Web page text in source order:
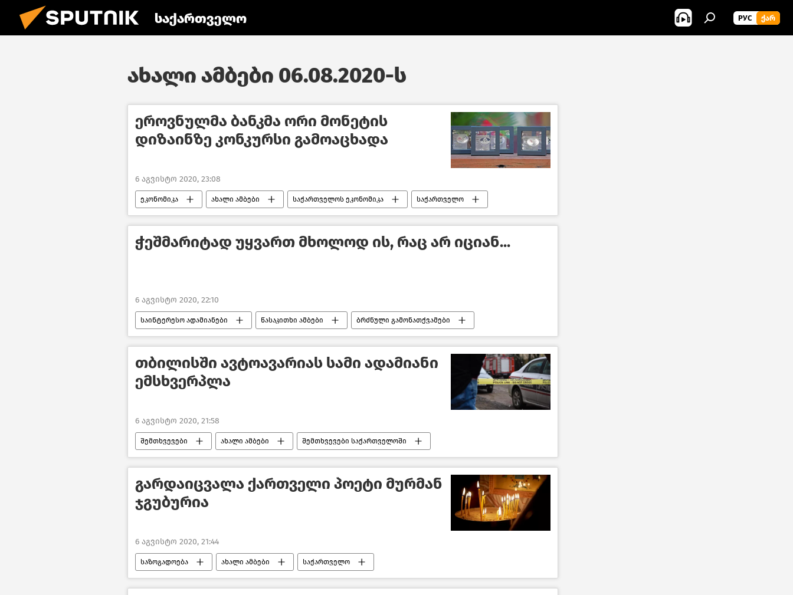
საქართველო РУС ᲥᲐᲠ
ახალი ამბები 06.08.2020-ს
ეროვნულმა ბანკმა ორი მონეტის
დიზაინზე კონკურსი გამოაცხადა
6 აგვისტო 2020, 23:08
ეკონომიკა ახალი ამბები საქართველოს ეკონომიკა საქართველო
ჭეშმარიტად უყვართ მხოლოდ ის, რაც არ იციან...
6 აგვისტო 2020, 22:10
საინტერესო ადამიანები წასაკითხი ამბები ბრძნული გამონათქვამები
თბილისში ავტოავარიას სამი ადამიანი
ემსხვერპლა
6 აგვისტო 2020, 21:58
შემთხვევები ახალი ამბები შემთხვევები საქართველოში
თბილისი დღეს საქართველო
გარდაიცვალა ქართველი პოეტი მურმან
ჯგუბურია
6 აგვისტო 2020, 21:44
საზოგადოება ახალი ამბები საქართველო